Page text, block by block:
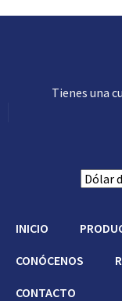
Tienes una
INICIO
CONÓCENOS
CONTACTO